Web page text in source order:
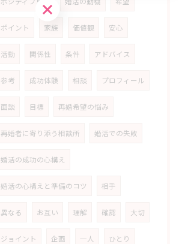
ポイント 家族 価値観 安心
活動 関係性 条件 アドバイス
参考 成功体験 相談 プロフィール
面談 目標 再婚希望の悩み
再婚者に寄り添う相談所 婚活での失敗
婚活の成功の心構え
婚活の心構えと準備のコツ 相手
異なる お互い 理解 確認 大切
ジョイント 企画 一人 ひとり
お問い合わせはこちら